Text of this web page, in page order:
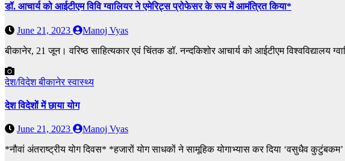
डॉ. आचार्य को आईटीएम विवि ग्वालियर ने एमेरिट्स प्रोफेसर के रूप में आमंत्रित किया*
June 21, 2023
Manoj Vyas
बीकानेर, 21 जून। वरिष्ठ साहित्यकार एवं चिंतक डॉ. नन्दकिशोर आचार्य को आईटीएम विश्वविद्यालय
देश/विदेशबीकानेरस्वास्थ्य
देश विदेशों में छाया योग
June 21, 2023
Manoj Vyas
*नौवां अंतराष्ट्रीय योग दिवस* *हजारों योग साधकों ने सामूहिक योगाभ्यास कर दिया ‘वसुधैव